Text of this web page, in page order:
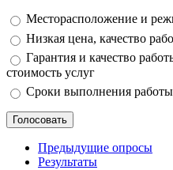
Варианты
Месторасположение и
Низкая цена, качество
Гарантия и качество
стоимость услуг
Сроки выполнения работы,
Предыдущие опросы
Результаты